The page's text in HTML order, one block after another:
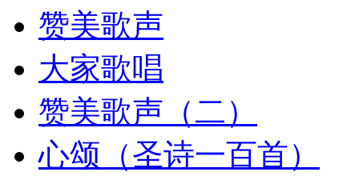
赞美歌声
大家歌唱
赞美歌声（二）
心颂（圣诗一百首）